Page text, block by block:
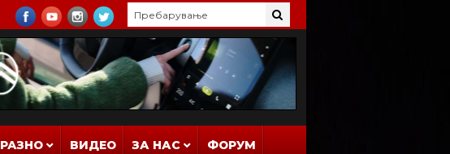
РАЗНО ВИДЕО ЗА НАС ФОРУМ